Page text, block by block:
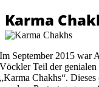
Karma
Im September 2015 war
Vöckler Teil der
„Karma Chakhs“.